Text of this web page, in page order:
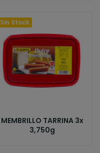
Sin Stock
MEMBRILLO TARRINA 3x
3,750g